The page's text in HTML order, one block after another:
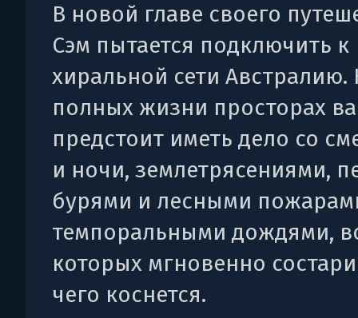
В новой главе своего
Сэм пытается подключить к
хиральной сети Австралию.
полных жизни просторах
предстоит иметь дело со
и ночи, землетрясениями,
бурями и лесными
темпоральными дождями,
которых мгновенно
чего коснется.